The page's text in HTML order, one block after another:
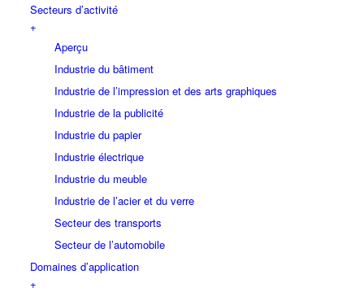
Secteurs d’activité
+
Aperçu
Industrie du bâtiment
Industrie de l’impression et des arts graphiques
Industrie de la publicité
Industrie du papier
Industrie électrique
Industrie du meuble
Industrie de l’acier et du verre
Secteur des transports
Secteur de l’automobile
Domaines d’application
+